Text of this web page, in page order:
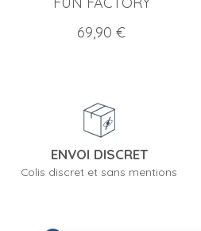
Prix
69,90 €
ENVOI DISCRET
Colis discret et sans mentions